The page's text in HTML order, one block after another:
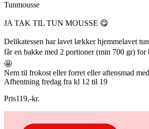
Tunmousse
JA TAK TIL TUN MOUSSE 😋
Delikatessen har lavet lækker hjemmelavet
får en bakke med 2 portioner (min 700 gr)
🤩
Nem til frokost eller forret eller aftensmad
Afhentning fredag fra kl 12 til 19
Pris119,-kr.